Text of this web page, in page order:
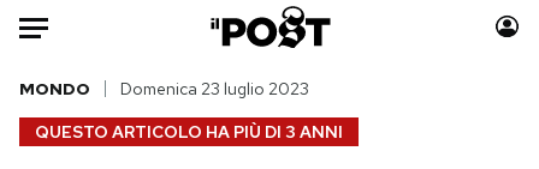
Auto
HOME
QUESTO ARTICOLO HA PIÙ DI 3 ANNI
MONDO Domenica 23 luglio 2023